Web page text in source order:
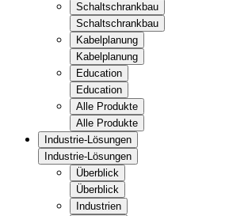
Schaltschrankbau
Schaltschrankbau
Kabelplanung
Kabelplanung
Education
Education
Alle Produkte
Alle Produkte
Industrie-Lösungen
Industrie-Lösungen
Überblick
Überblick
Industrien